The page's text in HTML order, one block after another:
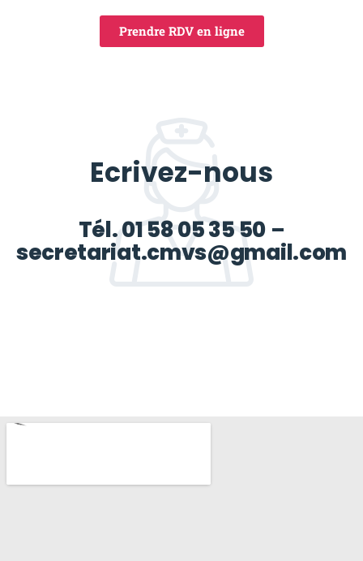
Prendre RDV en ligne
Ecrivez-nous
Tél. 01 58 05 35 50–
secretariat.cmvs@gmail.com